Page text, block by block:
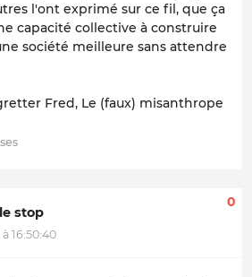
l'ont exprimé sur ce fil, que ça
capacité collective à construire
société meilleure sans attendre
Fred, Le (faux) misanthrope
stop
16:50:40
0